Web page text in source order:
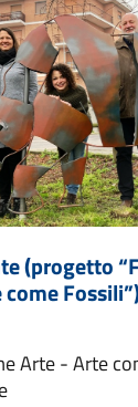
(progetto
Arte - Arte